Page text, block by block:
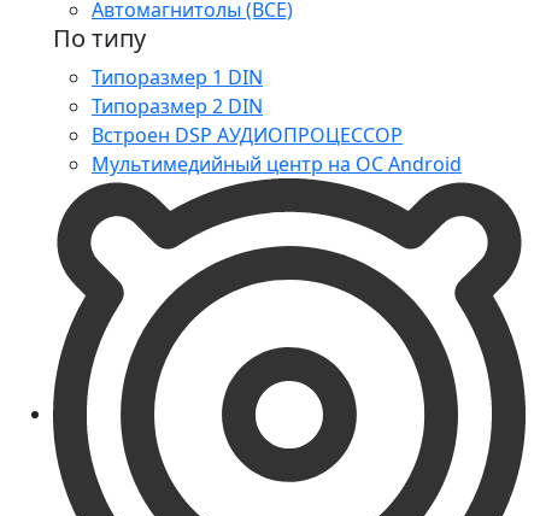
Автомагнитолы (ВСЕ)
По типу
Типоразмер 1 DIN
Типоразмер 2 DIN
Встроен DSP АУДИОПРОЦЕССОР
Мультимедийный центр на ОС Android